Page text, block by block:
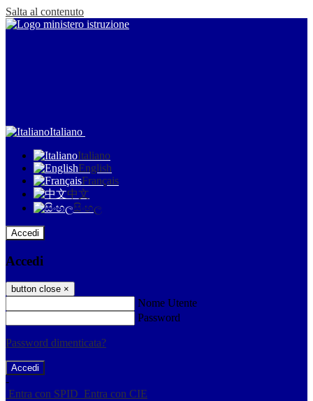
Salta al contenuto
Italiano
Italiano
English
Français
中文
සිංහල
Accedi
Accedi
button close ×
Nome Utente
Password
Password dimenticata?
-
Entra con SPID Entra con CIE